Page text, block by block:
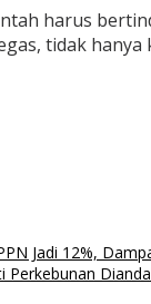
harus
tidak
Jadi 12%,
Perkebunan